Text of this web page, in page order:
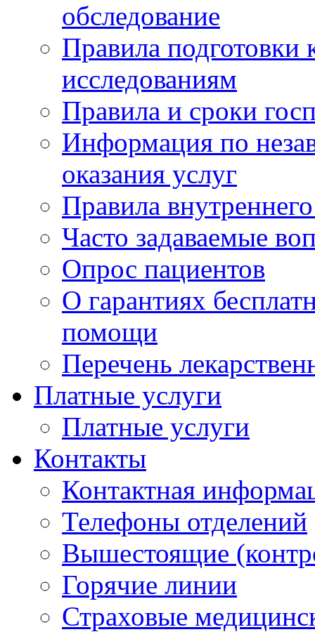
обследование
Правила подготовки
исследованиям
Правила и сроки
Информация по
оказания услуг
Правила
Часто задаваемые
Опрос пациентов
О гарантиях
помощи
Перечень
Платные услуги
Платные услуги
Контакты
Контактная
Телефоны отделений
Вышестоящие
Горячие линии
Страховые